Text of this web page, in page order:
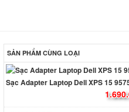
SẢN PHẨM CÙNG LOẠI
Sạc Adapter Laptop Dell XPS 15